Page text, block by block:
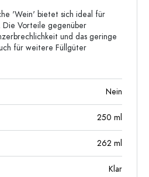
'Wein' bietet sich ideal für
Die Vorteile gegenüber
und das geringe
für weitere Füllgüter
Nein
250 ml
262 ml
Klar